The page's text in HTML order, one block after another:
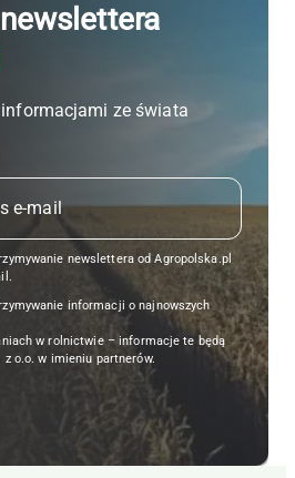
ze świata
newslettera od Agropolska.pl
informacji o najnowszych
w rolnictwie – informacje te będą
z o.o. w imieniu partnerów.